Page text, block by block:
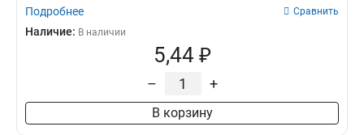
Подробнее Сравнить
Наличие: В наличии
5,44 ₽
– +
В корзину